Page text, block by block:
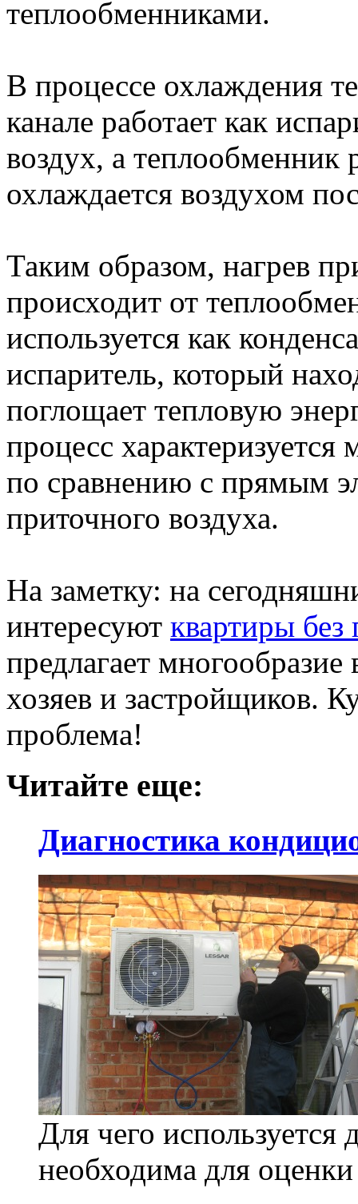
теплообменниками.
В процессе охлаждения
канале работает как
воздух, а теплообменник
охлаждается воздухом
Таким образом, нагрев
происходит от
используется как
испаритель, который
поглощает тепловую
процесс
по сравнению с прямым
приточного воздуха.
На заметку: на
интересуют квартиры без
предлагает
хозяев и застройщиков.
проблема!
Читайте еще:
Диагностика
Для чего используется
необходима для